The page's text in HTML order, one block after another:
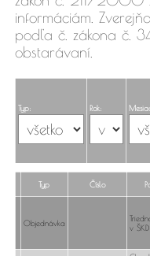
informáciám.
podľa č. zákona č.
obstarávaní.
Typ: Rok:
Typ Číslo
Objednávka
v ŠKD